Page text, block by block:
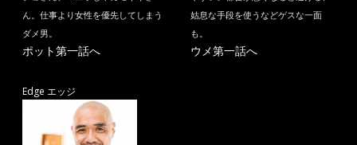
ん。仕事より女性を優先してしまう
ダメ男。
ポット第一話へ
姑息な手段を使うなどゲスな一面
も。
ウメ第一話へ
Edge エッジ